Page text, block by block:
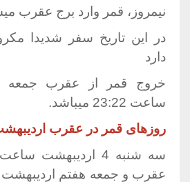
نیمروز، قمر وارد برج عقرب
در این تاریخ سفر شدیدا
دارد
ساعت 23:22 میباشد.
روزهای قمر در عقرب اردیبهشت
عقرب و جمعه هفتم